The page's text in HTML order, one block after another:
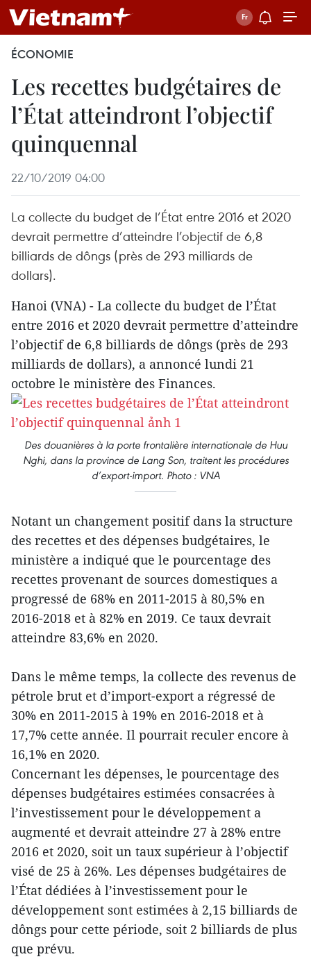
ÉCONOMIE
Les recettes budgétaires de
l’État atteindront l’objectif
quinquennal
22/10/2019 04:00
La collecte du budget de l’État entre 2016 et 2020
devrait permettre d’atteindre l’objectif de 6,8
billiards de dôngs (près de 293 milliards de
dollars).
Hanoi (VNA) - La collecte du budget de l’État
entre 2016 et 2020 devrait permettre d’atteindre
l’objectif de 6,8 billiards de dôngs (près de 293
milliards de dollars), a annoncé lundi 21
octobre le ministère des Finances.
Des douanières à la porte frontalière internationale de Huu
Nghi, dans la province de Lang Son, traitent les procédures
d’export-import. Photo : VNA
Notant un changement positif dans la structure
des recettes et des dépenses budgétaires, le
ministère a indiqué que le pourcentage des
recettes provenant de sources domestiques a
progressé de 68% en 2011-2015 à 80,5% en
2016-2018 et à 82% en 2019. Ce taux devrait
atteindre 83,6% en 2020.
Dans le même temps, la collecte des revenus de
pétrole brut et d’import-export a régressé de
30% en 2011-2015 à 19% en 2016-2018 et à
17,7% cette année. Il pourrait reculer encore à
16,1% en 2020.
Concernant les dépenses, le pourcentage des
dépenses budgétaires estimées consacrées à
l’investissement pour le développement a
augmenté et devrait atteindre 27 à 28% entre
2016 et 2020, soit un taux supérieur à l’objectif
visé de 25 à 26%. Les dépenses budgétaires de
l’État dédiées à l’investissement pour le
développement sont estimées à 2,15 billiards de
dôngs pour cette période, soit 2 billiards de plus
que prévu.